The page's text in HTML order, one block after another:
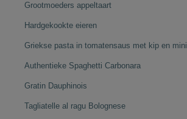
Grootmoeders appeltaart
Hardgekookte eieren
Griekse pasta in tomatensaus met kip en
Authentieke Spaghetti Carbonara
Gratin Dauphinois
Tagliatelle al ragu Bolognese